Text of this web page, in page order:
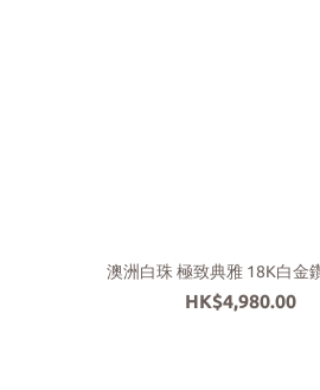
澳洲白珠 極致典雅 18K白金
HK$4,980.00